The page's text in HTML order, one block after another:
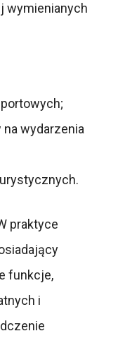
wymienianych
wydarzenia
praktyce
funkcje,
i